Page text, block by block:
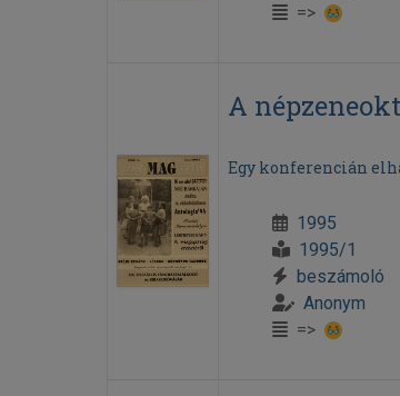
=>
A
Egy konferencián
1995
1995/1
beszámoló
Anonym
=>